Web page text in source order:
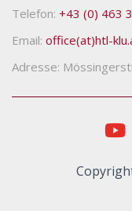
Telefon: +43 (0) 463
Email: office(at)htl-
Adresse: